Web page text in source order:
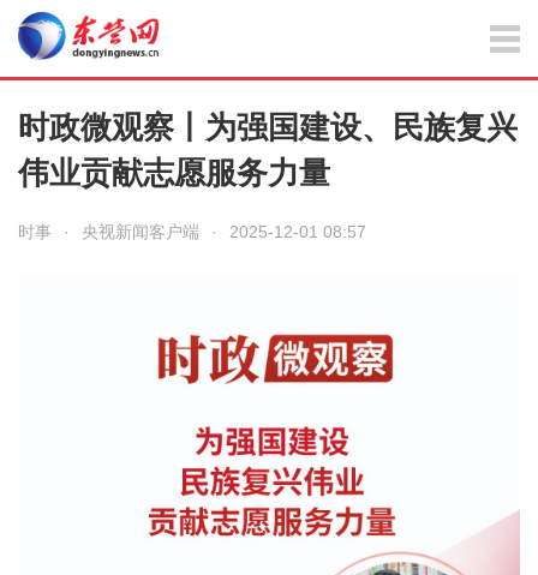
时政微观察丨为强国建设、民族复兴
伟业贡献志愿服务力量
时事 · 央视新闻客户端 · 2025-12-01 08:57